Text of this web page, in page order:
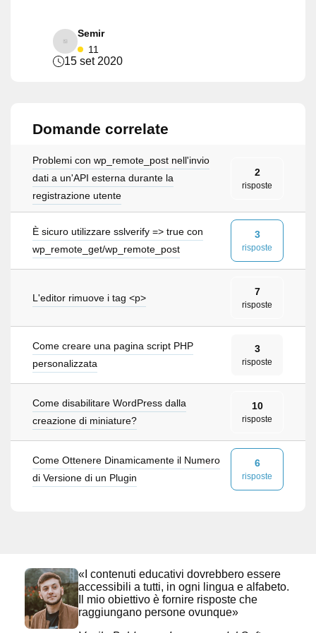
Semir
11
15 set 2020
Domande correlate
Problemi con wp_remote_post nell'invio
dati a un'API esterna durante la
registrazione utente
2
risposte
È sicuro utilizzare sslverify => true con
wp_remote_get/wp_remote_post
3
risposte
L'editor rimuove i tag <p>
7
risposte
Come creare una pagina script PHP
personalizzata
3
risposte
Come disabilitare WordPress dalla
creazione di miniature?
10
risposte
Come Ottenere Dinamicamente il Numero
di Versione di un Plugin
6
risposte
«I contenuti educativi dovrebbero essere
accessibili a tutti, in ogni lingua e alfabeto.
Il mio obiettivo è fornire risposte che
raggiungano persone ovunque»